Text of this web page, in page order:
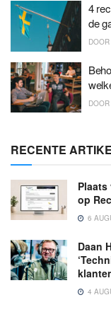
4
de
DOOR
DOOR
RECENTE
op
6
Daan
4